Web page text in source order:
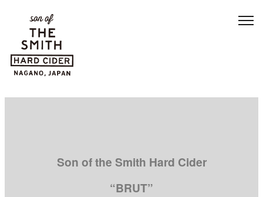
Son of the Smith Hard Cider
“BRUT”